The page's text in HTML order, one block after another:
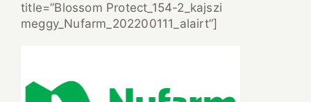
title=”Blossom Protect_154-2_kajszi
meggy_Nufarm_202200111_alairt”]